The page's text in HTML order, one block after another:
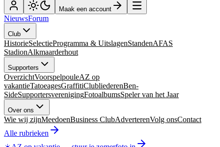
Maak een account
NieuwsForum
Club
HistorieSelectieProgramma & UitslagenStandenAFAS
StadionAlkmaarderhout
Supporters
OverzichtVoorspelpouleAZ op
vakantieTatoeagesGraffitiClubliederenBen-
SideSupportersverenigingFotoalbumsSpeler van het Jaar
Over ons
Wie wij zijnMeedoenBusiness ClubAdverterenVolg onsContact
Alle rubrieken